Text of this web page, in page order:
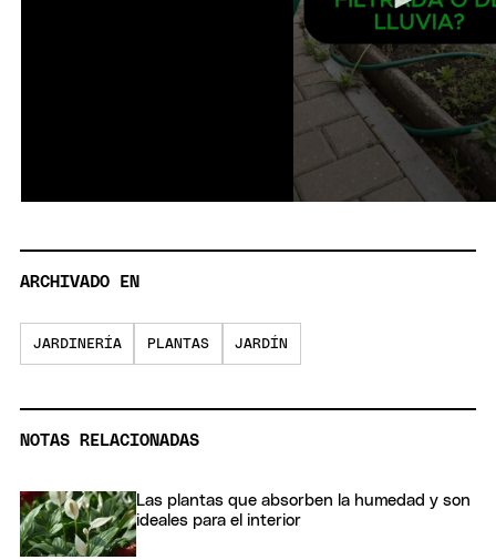
ARCHIVADO EN
JARDINERÍA PLANTAS JARDÍN
NOTAS RELACIONADAS
Las plantas que absorben la humedad y son
ideales para el interior